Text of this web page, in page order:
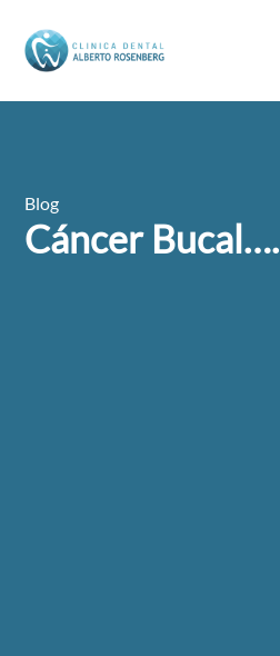
Blog
Cáncer Bucal….